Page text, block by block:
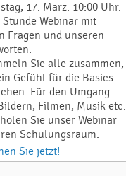
17. März. 10:00 Uhr.
Stunde Webinar mit
Fragen und unseren
Sie alle zusammen,
Gefühl für die Basics
Für den Umgang
Filmen, Musik etc.
Sie unser Webinar
Schulungsraum.
Sie jetzt!